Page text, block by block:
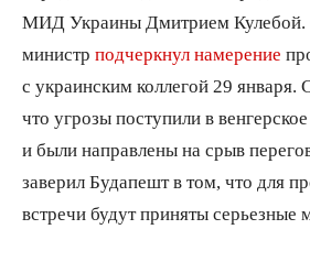
МИД Украины Дмитрием Кулебой.
министр подчеркнул намерение
с украинским коллегой 29 января.
что угрозы поступили в
и были направлены на срыв
заверил Будапешт в том, что для
встречи будут приняты серьезные